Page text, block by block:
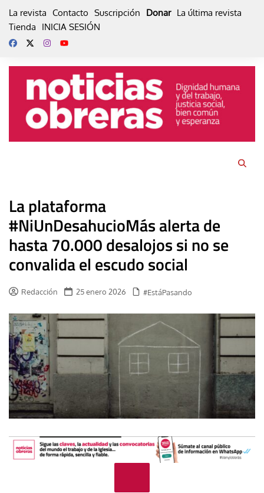
La revista Contacto Suscripción Donar La última revista
Tienda
INICIA SESIÓN
La plataforma
#NiUnDesahucioMás alerta de
hasta 70.000 desalojos si no se
convalida el escudo social
Redacción 25 enero 2026 #EstáPasando